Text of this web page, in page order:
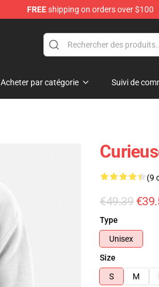
FREEshipping on orders over $100
Acheter par catégorie Suivi de
(9
€49.39
Type
Unisex
Size
S
M